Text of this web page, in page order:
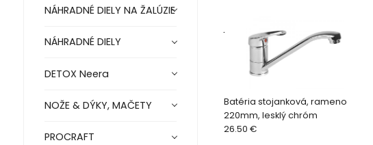
NÁHRADNÉ DIELY NA ŽALÚZIE
NÁHRADNÉ DIELY
DETOX Neera
NOŽE & DÝKY, MAČETY
PROCRAFT
Batéria stojanková, rameno
220mm, lesklý chróm
.
26.50 €